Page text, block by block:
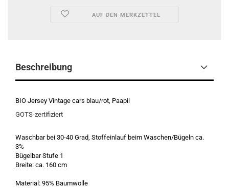
AUF DEN MERKZETTEL
Beschreibung
BIO Jersey Vintage cars blau/rot, Paapii
GOTS-zertifiziert
Waschbar bei 30-40 Grad, Stoffeinlauf beim Waschen/Bügeln ca.
3%
Bügelbar Stufe 1
Breite: ca. 160 cm
Material: 95% Baumwolle